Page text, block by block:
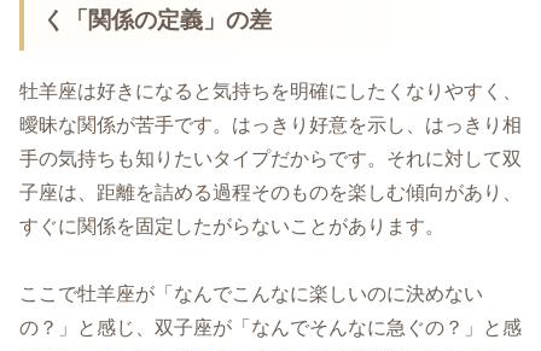
く「関係の定義」の差
牡羊座は好きになると気持ちを明確にしたくなりやすく、
曖昧な関係が苦手です。はっきり好意を示し、はっきり相
手の気持ちも知りたいタイプだからです。それに対して双
子座は、距離を詰める過程そのものを楽しむ傾向があり、
すぐに関係を固定したがらないことがあります。
ここで牡羊座が「なんでこんなに楽しいのに決めない
の？」と感じ、双子座が「なんでそんなに急ぐの？」と感